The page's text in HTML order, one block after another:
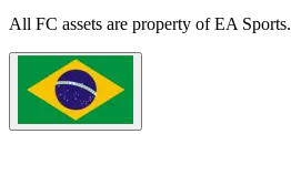
All FC assets are property of EA Sports.